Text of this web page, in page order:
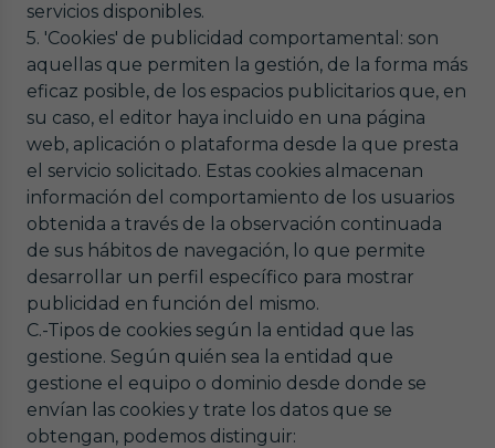
servicios disponibles.
5. 'Cookies' de publicidad comportamental: son
aquellas que permiten la gestión, de la forma más
eficaz posible, de los espacios publicitarios que, en
su caso, el editor haya incluido en una página
web, aplicación o plataforma desde la que presta
el servicio solicitado. Estas cookies almacenan
información del comportamiento de los usuarios
obtenida a través de la observación continuada
de sus hábitos de navegación, lo que permite
desarrollar un perfil específico para mostrar
publicidad en función del mismo.
C.-Tipos de cookies según la entidad que las
gestione. Según quién sea la entidad que
gestione el equipo o dominio desde donde se
envían las cookies y trate los datos que se
obtengan, podemos distinguir: